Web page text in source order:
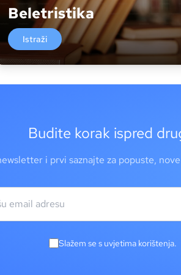
Beletristika
Istraži
Budite korak ispred
i prvi saznajte za popuste,
Slažem se s uvjetima korištenja.